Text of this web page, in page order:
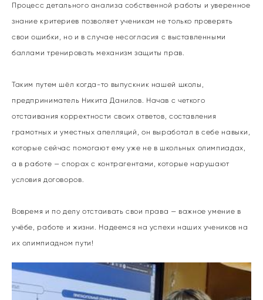
Процесс детального анализа собственной работы и уверенное
знание критериев позволяет ученикам не только проверять
свои ошибки, но и в случае несогласия с выставленными
баллами тренировать механизм защиты прав.
Таким путем шёл когда-то выпускник нашей школы,
предприниматель Никита Данилов. Начав с четкого
отстаивания корректности своих ответов, составления
грамотных и уместных апелляций, он выработал в себе навыки,
которые сейчас помогают ему уже не в школьных олимпиадах,
а в работе — спорах с контрагентами, которые нарушают
условия договоров.
Вовремя и по делу отстаивать свои права — важное умение в
учёбе, работе и жизни. Надеемся на успехи наших учеников на
их олимпиадном пути!